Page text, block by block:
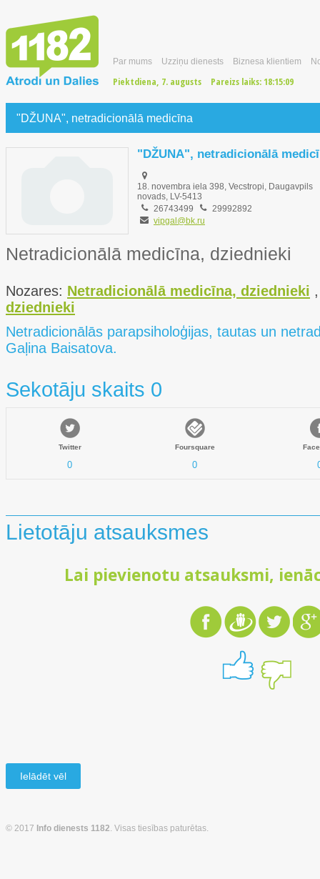
Par mums Uzziņu dienests Biznesa klientiem
Piektdiena, 7. augusts Pareizs laiks: 18:15:10
"DŽUNA", netradicionālā medicīna
"DŽUNA", netradicionālā
18. novembra iela 398, Vecstropi, Daugavpils
novads, LV-5413
26743499
29992892
vipgal@bk.ru
Netradicionālā medicīna, dziednieki
Nozares: Netradicionālā medicīna, dziednieki
dziednieki
Netradicionālās parapsiholoģijas, tautas un
Gaļina Baisatova.
Sekotāju skaits 0
Twitter
0
Foursquare
0
Lietotāju atsauksmes
Lai pievienotu atsauksmi,
Ielādēt vēl
© 2017 Info dienests 1182 . Visas tiesības paturētas.